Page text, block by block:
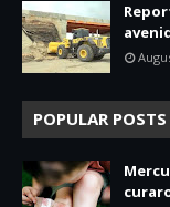
POPULAR POSTS